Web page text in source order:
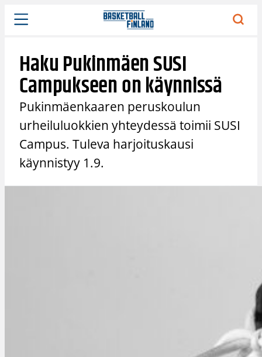
Siirry
sisältöön
Haku Pukinmäen SUSI
Campukseen on käynnissä
Pukinmäenkaaren peruskoulun
urheiluluokkien yhteydessä toimii SUSI
Campus. Tuleva harjoituskausi
käynnistyy 1.9.